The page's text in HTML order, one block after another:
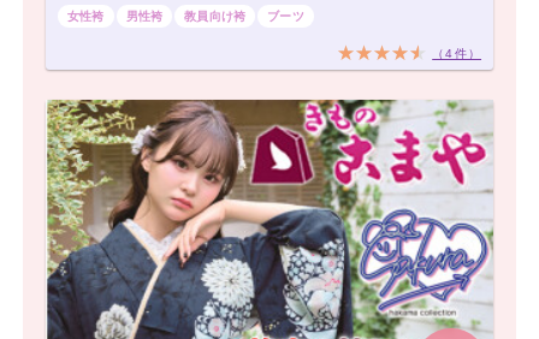
女性袴
男性袴 教員向け袴 ブーツ
（4件）